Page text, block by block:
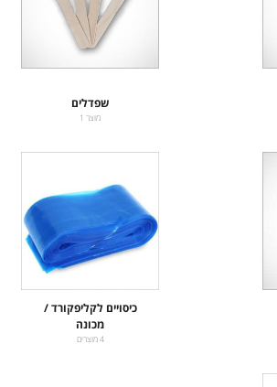
שפדלים
מוצר 1
כיסויים לקליפקורד /
מכונה
4 מוצרים